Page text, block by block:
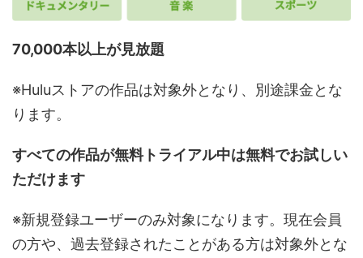
70,000本以上が見放題
※Huluストアの作品は対象外となり、別途課金とな
ります。
すべての作品が無料トライアル中は無料でお試しい
ただけます
※新規登録ユーザーのみ対象になります。現在会員
の方や、過去登録されたことがある方は対象外とな